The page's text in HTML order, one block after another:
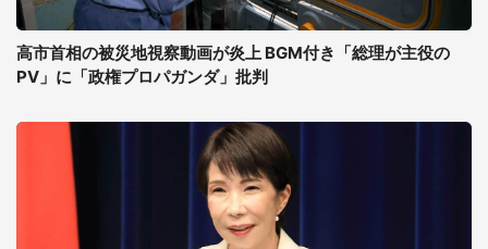
高市首相の被災地視察動画が炎上 BGM付き「総理が主役の
PV」に「政権プロパガンダ」批判